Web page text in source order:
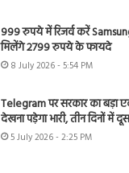
999 रुपये में रिजर्व करें
मिलेंगे 2799 रुपये के फायदे
8 July 2026 - 5:54 PM
Telegram पर सरकार का बड़ा
देखना पड़ेगा भारी, तीन दिनों में
5 July 2026 - 2:25 PM